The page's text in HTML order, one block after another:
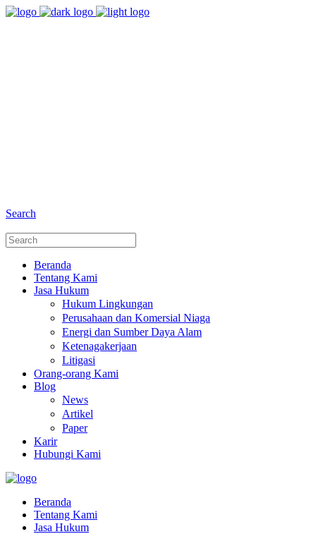
Search
Beranda
Tentang Kami
Jasa Hukum
Hukum Lingkungan
Perusahaan dan Komersial Niaga
Energi dan Sumber Daya Alam
Ketenagakerjaan
Litigasi
Orang-orang Kami
Blog
News
Artikel
Paper
Karir
Hubungi Kami
Beranda
Tentang Kami
Jasa Hukum